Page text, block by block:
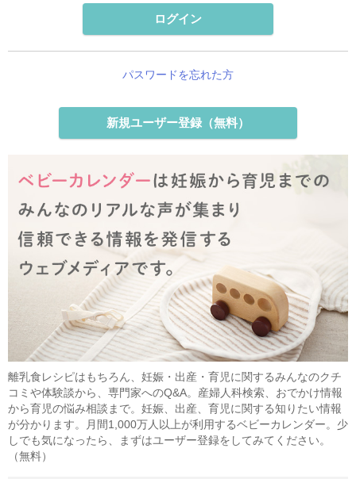
ログイン
パスワードを忘れた方
新規ユーザー登録（無料）
離乳食レシピはもちろん、妊娠・出産・育児に関するみんなのクチ
コミや体験談から、専門家へのQ&A。産婦人科検索、おでかけ情報
から育児の悩み相談まで。妊娠、出産、育児に関する知りたい情報
が分かります。月間1,000万人以上が利用するベビーカレンダー。少
しでも気になったら、まずはユーザー登録をしてみてください。
（無料）